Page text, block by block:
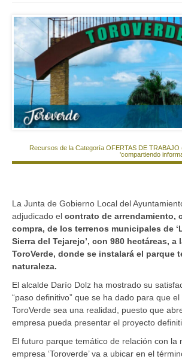
Recursos de la Categoría OFERTAS DE
'compartiendo
La Junta de Gobierno Local del
adjudicado el contrato de arrendamiento,
compra, de los terrenos municipales de
Sierra del Tejarejo’, con 980 hectáreas, a
ToroVerde, donde se instalará el parque
naturaleza.
El alcalde Darío Dolz ha mostrado su
“paso definitivo” que se ha dado para que
ToroVerde sea una realidad, puesto que
empresa pueda presentar el proyecto
El futuro parque temático de relación con la
empresa ‘Toroverde’ va a ubicar en el